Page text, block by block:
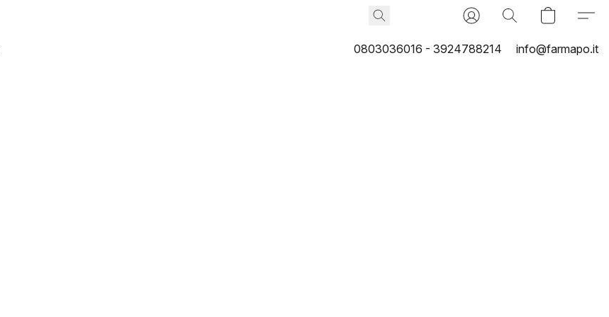
0803036016 - 3924788214 info@farmapo.it